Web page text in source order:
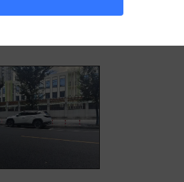
基本把市面上的油车
考虑过现代的车，某